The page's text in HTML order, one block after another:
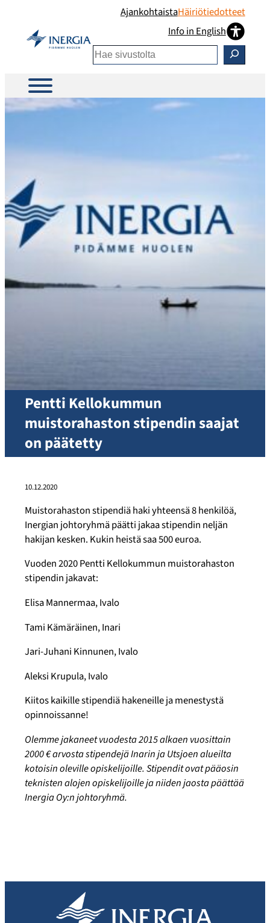
AjankohtaistaHäiriötiedotteet
Info in English
Etsi
Pentti Kellokummun
muistorahaston stipendin saajat
on päätetty
10.12.2020
Muistorahaston stipendiä haki yhteensä 8 henkilöä,
Inergian johtoryhmä päätti jakaa stipendin neljän
hakijan kesken. Kukin heistä saa 500 euroa.
Vuoden 2020 Pentti Kellokummun muistorahaston
stipendin jakavat:
Elisa Mannermaa, Ivalo
Tami Kämäräinen, Inari
Jari-Juhani Kinnunen, Ivalo
Aleksi Krupula, Ivalo
Kiitos kaikille stipendiä hakeneille ja menestystä
opinnoissanne!
Olemme jakaneet vuodesta 2015 alkaen vuosittain
2000 € arvosta stipendejä Inarin ja Utsjoen alueilta
kotoisin oleville opiskelijoille. Stipendit ovat pääosin
teknisten alojen opiskelijoille ja niiden jaosta päättää
Inergia Oy:n johtoryhmä.